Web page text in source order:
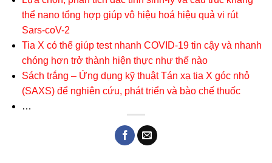
thể nano tổng hợp giúp vô hiệu hoá hiệu quả vi rút
Sars-coV-2
Tia X có thể giúp test nhanh COVID-19 tin cậy và nhanh
chóng hơn trở thành hiện thực như thế nào
Sách trắng – Ứng dụng kỹ thuật Tán xạ tia X góc nhỏ
(SAXS) để nghiên cứu, phát triển và bào chế thuốc
…